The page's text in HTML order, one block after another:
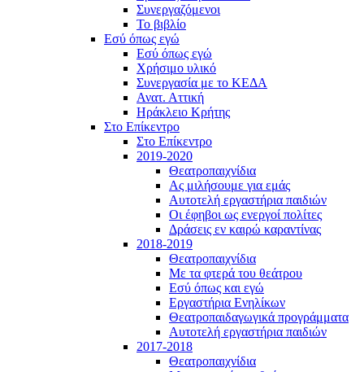
Συνεργαζόμενοι
To βιβλίο
Εσύ όπως εγώ
Εσύ όπως εγώ
Χρήσιμο υλικό
Συνεργασία με το ΚΕΔΑ
Ανατ. Αττική
Ηράκλειο Κρήτης
Στο Επίκεντρο
Στο Επίκεντρο
2019-2020
Θεατροπαιχνίδια
Ας μιλήσουμε για εμάς
Αυτοτελή εργαστήρια παιδιών
Οι έφηβοι ως ενεργοί πολίτες
Δράσεις εν καιρώ καραντίνας
2018-2019
Θεατροπαιχνίδια
Με τα φτερά του θεάτρου
Εσύ όπως και εγώ
Εργαστήρια Ενηλίκων
Θεατροπαιδαγωγικά προγράμματα
Αυτοτελή εργαστήρια παιδιών
2017-2018
Θεατροπαιχνίδια